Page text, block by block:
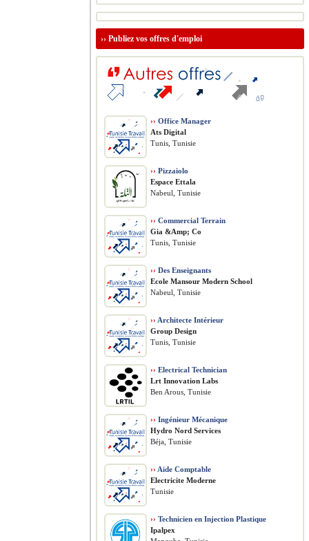
›› Publiez vos offres d'emploi
›› Office Manager
Ats Digital
Tunis, Tunisie
›› Pizzaiolo
Espace Ettala
Nabeul, Tunisie
›› Commercial Terrain
Gia &Amp; Co
Tunis, Tunisie
›› Des Enseignants
Ecole Mansour Modern School
Nabeul, Tunisie
›› Architecte Intérieur
Group Design
Tunis, Tunisie
›› Electrical Technician
Lrt Innovation Labs
Ben Arous, Tunisie
›› Ingénieur Mécanique
Hydro Nord Services
Béja, Tunisie
›› Aide Comptable
Electricite Moderne
Tunisie
›› Technicien en Injection Plastique
Ipalpex